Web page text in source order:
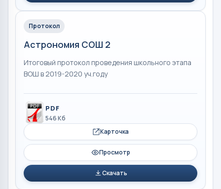
Протокол
Астрономия СОШ 2
Итоговый протокол проведения школьного этапа
ВОШ в 2019-2020 уч.году
PDF
546 Кб
Карточка
Просмотр
Скачать